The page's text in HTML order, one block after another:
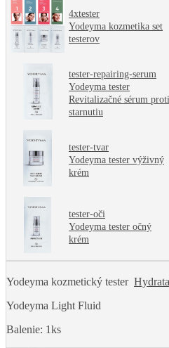
4xtester
Yodeyma kozmetika set
testerov
tester-repairing-serum
Yodeyma tester
Revitalizačné sérum proti
starnutiu
tester-tvar
Yodeyma tester výživný
krém
tester-oči
Yodeyma tester očný
krém
Yodeyma kozmetický tester
Yodeyma Light Fluid
Balenie: 1ks